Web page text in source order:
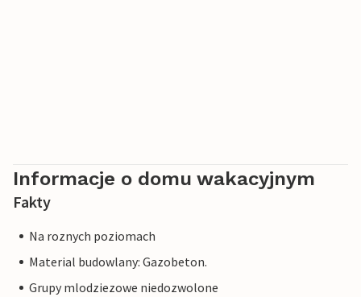
Informacje o domu wakacyjnym
Fakty
Na roznych poziomach
Material budowlany: Gazobeton.
Grupy mlodziezowe niedozwolone